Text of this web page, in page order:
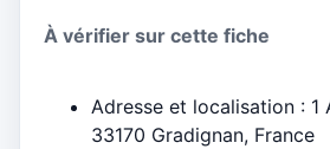
À vérifier sur cette fiche
Adresse et localisation : 1
33170 Gradignan, France